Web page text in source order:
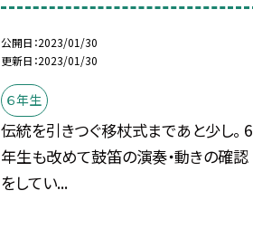
公開日 2023/01/30
更新日 2023/01/30
６年生
伝統を引きつぐ移杖式まであと少し。 6
年生も改めて鼓笛の演奏・動きの確認
をしてい...